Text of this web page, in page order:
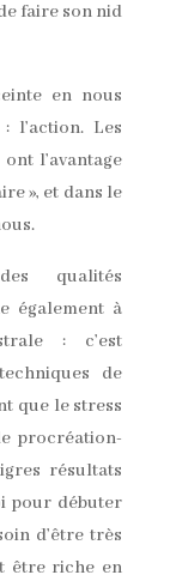
faire son nid
en nous
l’action. Les
l’avantage
», et dans le
qualités
également à
: c’est
de
que le stress
procréation-
résultats
pour débuter
d’être très
être riche en